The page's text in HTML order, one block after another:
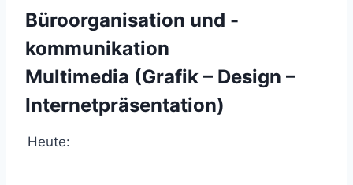
Büroorganisation und -
kommunikation
Multimedia (Grafik – Design –
Internetpräsentation)
Heute: